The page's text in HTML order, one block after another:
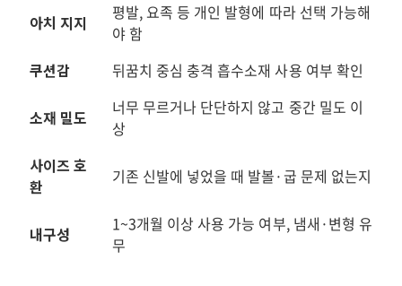
아치 지지
평발, 요족 등 개인 발형에 따라 선택 가능해
야 함
쿠션감
뒤꿈치 중심 충격 흡수소재 사용 여부 확인
소재 밀도
너무 무르거나 단단하지 않고 중간 밀도 이
상
사이즈 호
환
기존 신발에 넣었을 때 발볼·굽 문제 없는지
내구성
1~3개월 이상 사용 가능 여부, 냄새·변형 유
무